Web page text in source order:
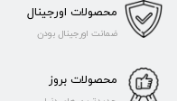
محصولات اورجینال
ضمانت اورجینال بودن
محصولات بروز